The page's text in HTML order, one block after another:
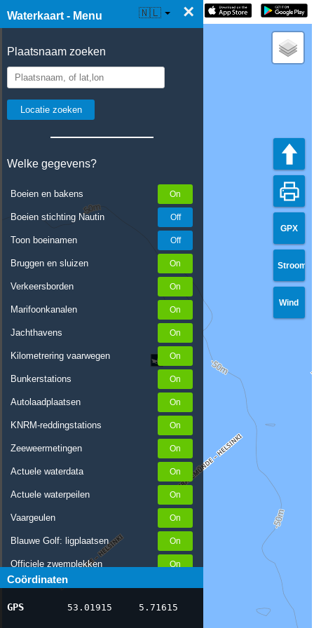
Waterkaart - Menu ×
Plaatsnaam zoeken
Welke gegevens?
Boeien en bakens
Boeien stichting Nautin
Toon boeinamen
Bruggen en sluizen
Verkeersborden
Marifoonkanalen
Jachthavens
Kilometrering vaarwegen
Bunkerstations
Autolaadplaatsen
KNRM-reddingstations
Zeeweermetingen
Actuele waterdata
Actuele waterpeilen
Vaargeulen
Blauwe Golf: ligplaatsen
Officiele zwemplekken
Stremmingen/hinder
AIS scheepsposities
Coördinaten
GPS 53.01915 5.71615
☰ Waterkaart Live 🇳🇱
GPX
Stroom
Wind